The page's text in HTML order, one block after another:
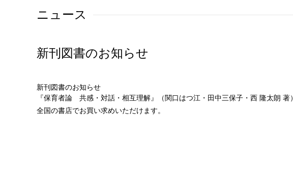
ニュース
新刊図書のお知らせ
新刊図書のお知らせ
『保育者論 共感・対話・相互理解』（関口はつ江・田中三保子・西 隆太朗
全国の書店でお買い求めいただけます。